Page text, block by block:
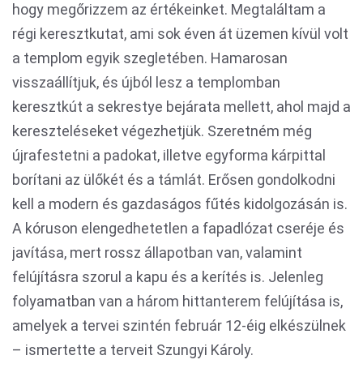
hogy megőrizzem az értékeinket. Megtaláltam a
régi keresztkutat, ami sok éven át üzemen kívül volt
a templom egyik szegletében. Hamarosan
visszaállítjuk, és újból lesz a templomban
keresztkút a sekrestye bejárata mellett, ahol majd a
kereszteléseket végezhetjük. Szeretném még
újrafestetni a padokat, illetve egyforma kárpittal
borítani az ülőkét és a támlát. Erősen gondolkodni
kell a modern és gazdaságos fűtés kidolgozásán is.
A kóruson elengedhetetlen a fapadlózat cseréje és
javítása, mert rossz állapotban van, valamint
felújításra szorul a kapu és a kerítés is. Jelenleg
folyamatban van a három hittanterem felújítása is,
amelyek a tervei szintén február 12-éig elkészülnek
– ismertette a terveit Szungyi Károly.